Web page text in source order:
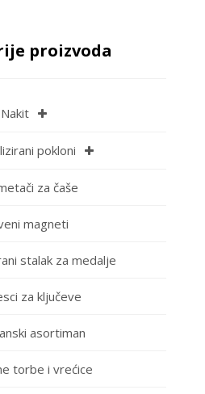
proizvoda
Nakit
pokloni
za čaše
magneti
stalak za medalje
za ključeve
asortiman
torbe i vrećice